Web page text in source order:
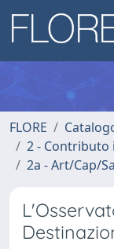
FLORE
2 - Contributo
2a - Art/Cap/